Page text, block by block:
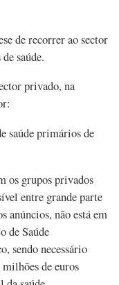
de recorrer ao sector
saúde.
privado, na
saúde primários de
os grupos privados
entre grande parte
anúncios, não está em
de Saúde
sendo necessário
milhões de euros